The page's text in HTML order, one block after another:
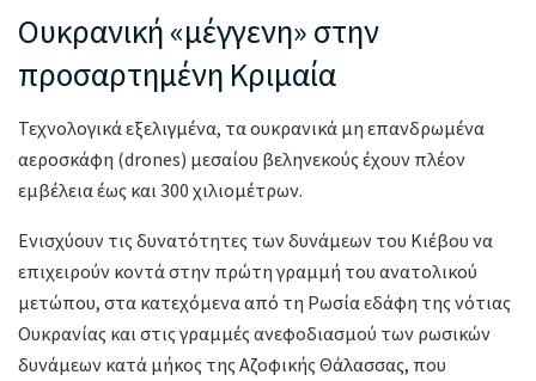
Ουκρανική «μέγγενη» στην
προσαρτημένη Κριμαία
Τεχνολογικά εξελιγμένα, τα ουκρανικά μη επανδρωμένα
αεροσκάφη (drones) μεσαίου βεληνεκούς έχουν πλέον
εμβέλεια έως και 300 χιλιομέτρων.
Ενισχύουν τις δυνατότητες των δυνάμεων του Κιέβου να
επιχειρούν κοντά στην πρώτη γραμμή του ανατολικού
μετώπου, στα κατεχόμενα από τη Ρωσία εδάφη της νότιας
Ουκρανίας και στις γραμμές ανεφοδιασμού των ρωσικών
δυνάμεων κατά μήκος της Αζοφικής Θάλασσας, που